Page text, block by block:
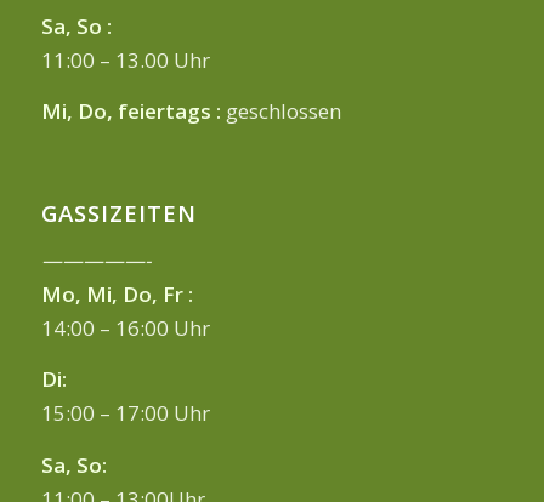
Sa, So :
11:00 – 13.00 Uhr
Mi, Do, feiertags : geschlossen
GASSIZEITEN
—————-
Mo, Mi, Do, Fr :
14:00 – 16:00 Uhr
Di:
15:00 – 17:00 Uhr
Sa, So: